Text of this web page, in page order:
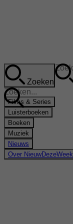
Zoeken
Films & Series
Luisterboeken
Boeken
Muziek
Nieuws
Over NieuwDezeWeek